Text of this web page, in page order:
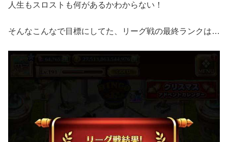
人生もスロストも何があるかわからない！
そんなこんなで目標にしてた、リーグ戦の最終ランクは…